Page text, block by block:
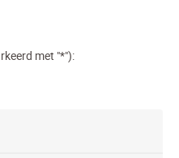
met "*"):